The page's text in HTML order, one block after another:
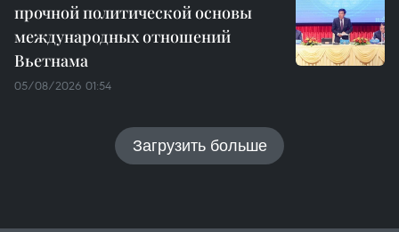
прочной политической основы
международных отношений
Вьетнама
05/08/2026 01:54
Загрузить больше